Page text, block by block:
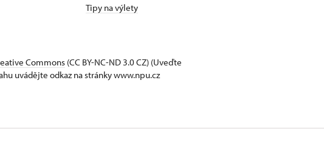
Tipy na výlety
Commons (CC BY-NC-ND 3.0 CZ) (Uveďte
uvádějte odkaz na stránky www.npu.cz